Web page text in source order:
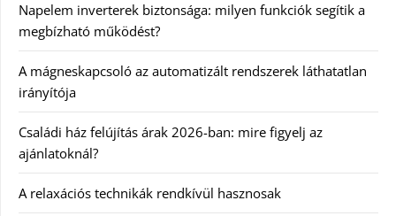
Napelem inverterek biztonsága: milyen funkciók segítik a
megbízható működést?
A mágneskapcsoló az automatizált rendszerek láthatatlan
irányítója
Családi ház felújítás árak 2026-ban: mire figyelj az
ajánlatoknál?
A relaxációs technikák rendkívül hasznosak